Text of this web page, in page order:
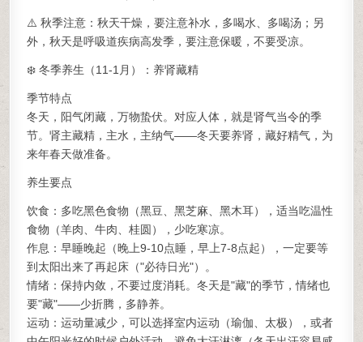
⚠️ 秋季注意：秋天干燥，要注意补水，多喝水、多喝汤；另
外，秋天是呼吸道疾病高发季，要注意保暖，不要受凉。
❄️ 冬季养生（11-1月）：养肾藏精
季节特点
冬天，阳气闭藏，万物蛰伏。对应人体，就是肾气当令的季
节。肾主藏精，主水，主纳气——冬天要养肾，藏好精气，为
来年春天做准备。
养生要点
饮食：多吃黑色食物（黑豆、黑芝麻、黑木耳），适当吃温性
食物（羊肉、牛肉、桂圆），少吃寒凉。
作息：早睡晚起（晚上9-10点睡，早上7-8点起），一定要等
到太阳出来了再起床（"必待日光"）。
情绪：保持内敛，不要过度消耗。冬天是"藏"的季节，情绪也
要"藏"——少折腾，多静养。
运动：运动量减少，可以选择室内运动（瑜伽、太极），或者